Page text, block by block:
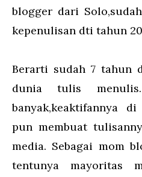
blogger dari
kepenulisan dti tahun
Berarti sudah 7 tahun
dunia tulis
banyak,keaktifannya
pun membuat
media. Sebagai mom
tentunya mayoritas